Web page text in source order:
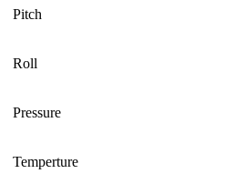
Pitch
Roll
Pressure
Temperture